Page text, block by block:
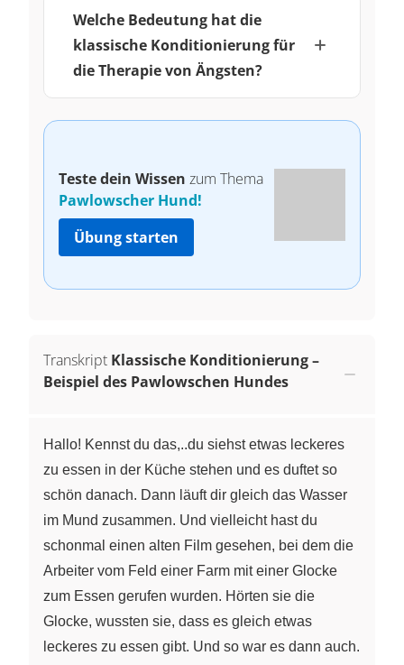
Welche Bedeutung hat die
klassische Konditionierung für
die Therapie von Ängsten?
Teste dein Wissen zum Thema
Pawlowscher Hund!
Übung starten
Transkript Klassische Konditionierung –
Beispiel des Pawlowschen Hundes
Hallo! Kennst du das,..du siehst etwas leckeres
zu essen in der Küche stehen und es duftet so
schön danach. Dann läuft dir gleich das Wasser
im Mund zusammen. Und vielleicht hast du
schonmal einen alten Film gesehen, bei dem die
Arbeiter vom Feld einer Farm mit einer Glocke
zum Essen gerufen wurden. Hörten sie die
Glocke, wussten sie, dass es gleich etwas
leckeres zu essen gibt. Und so war es dann auch.